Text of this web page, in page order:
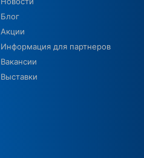
Блог
Акции
Информация для партнеров
Вакансии
Выставки